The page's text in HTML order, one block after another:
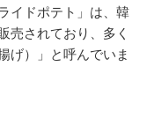
イドポテト」は、韓
売されており、多く
げ）」と呼んでいま